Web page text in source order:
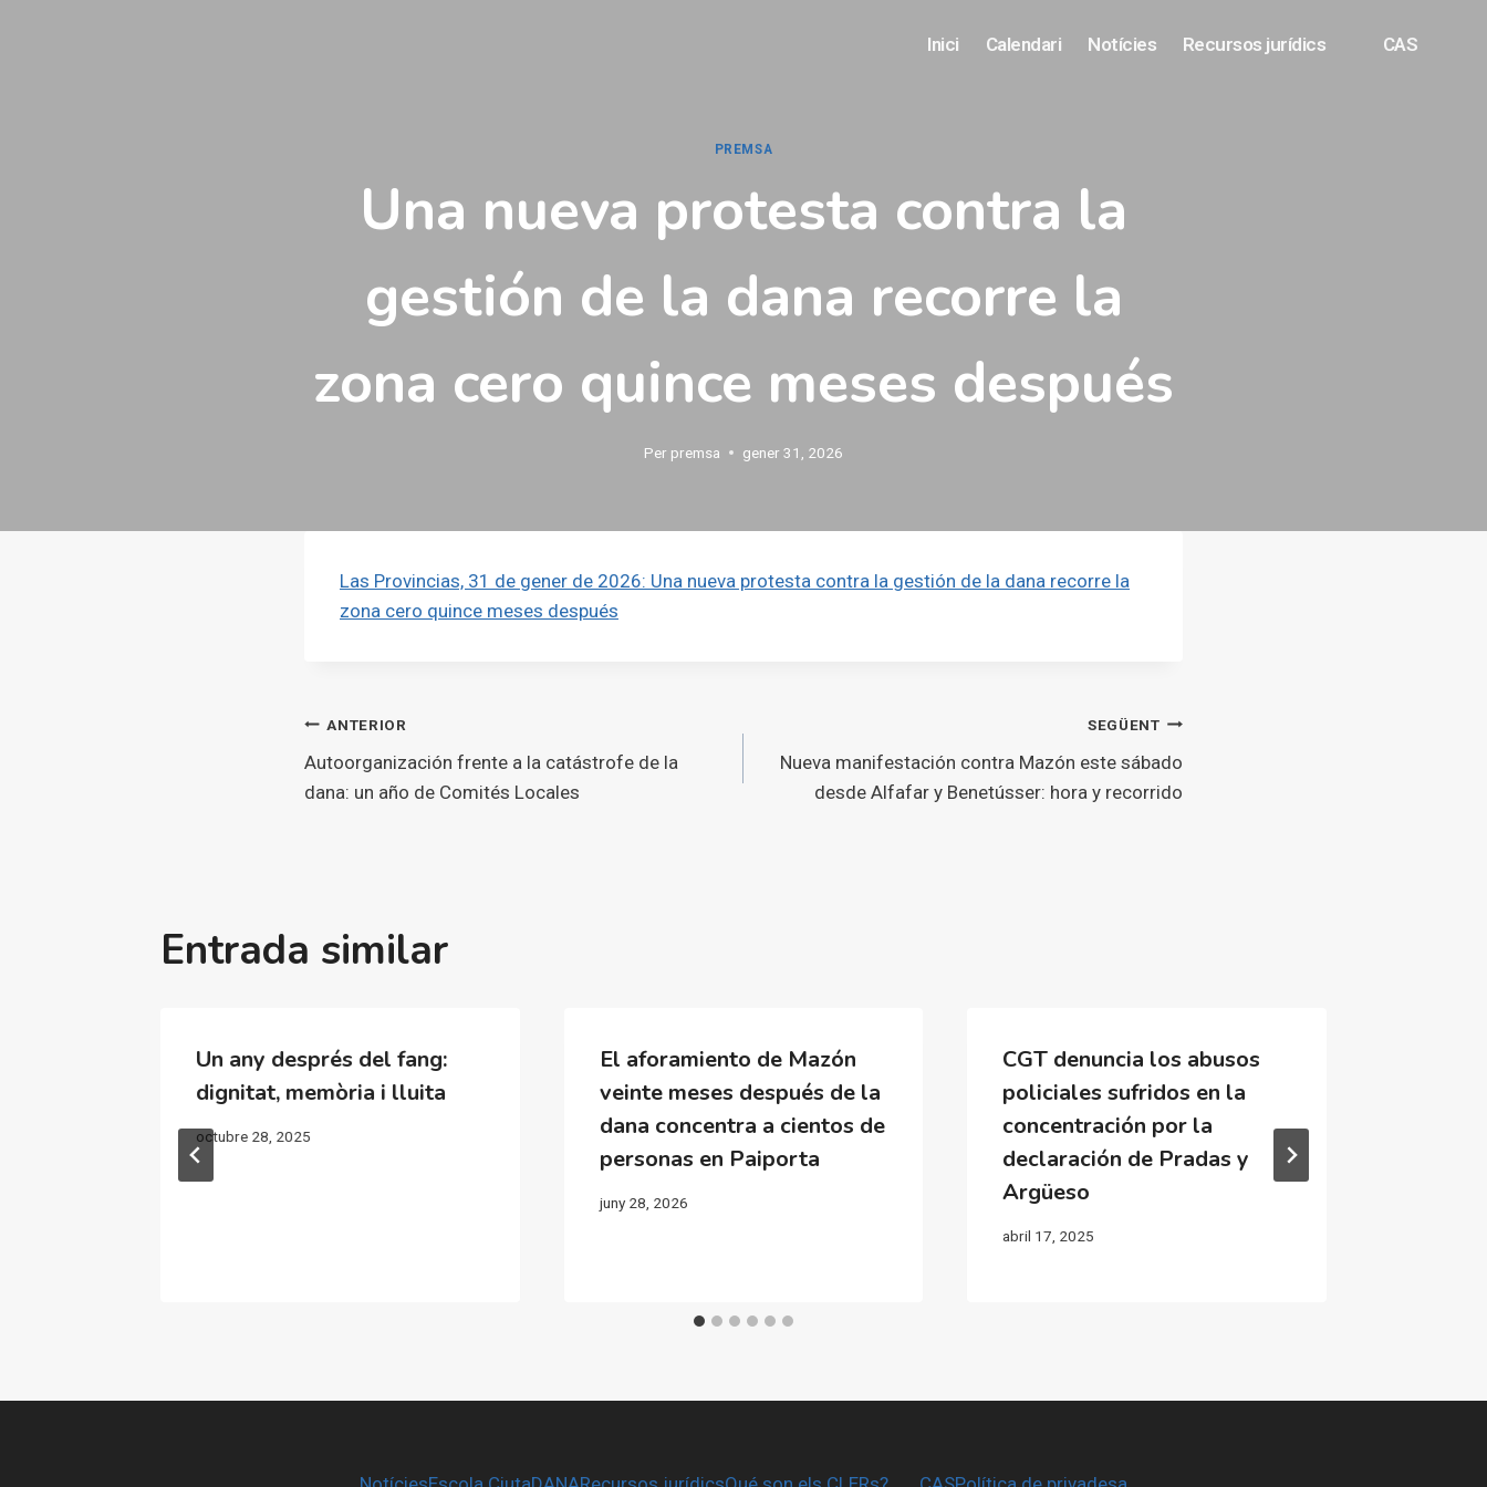
Inici Calendari Notícies Recursos jurídics CAS
PREMSA
Una nueva protesta contra la
gestión de la dana recorre la
zona cero quince meses después
Per premsa gener 31, 2026
Las Provincias, 31 de gener de 2026: Una nueva protesta contra la gestión de la dana recorre la
zona cero quince meses después
Navegació
d'entrades
ANTERIOR
Autoorganización frente a la catástrofe de la
dana: un año de Comités Locales
SEGÜENT
Nueva manifestación contra Mazón este sábado
desde Alfafar y Benetússer: hora y recorrido
Entrada similar
Un any després del fang:
dignitat, memòria i lluita
octubre 28, 2025
El aforamiento de Mazón
veinte meses después de la
dana concentra a cientos de
personas en Paiporta
juny 28, 2026
CGT denuncia los abusos
policiales sufridos en la
concentración por la
declaración de Pradas y
Argüeso
abril 17, 2025